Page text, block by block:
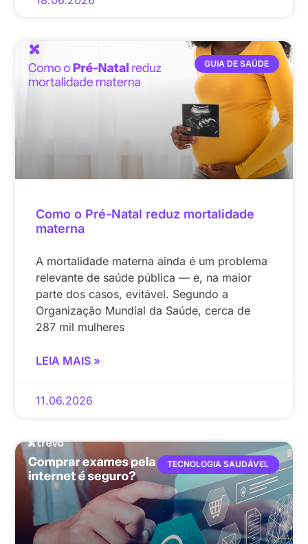
GUIA DE SAÚDE
Como o Pré-Natal reduz mortalidade
materna
A mortalidade materna ainda é um problema
relevante de saúde pública — e, na maior
parte dos casos, evitável. Segundo a
Organização Mundial da Saúde, cerca de
287 mil mulheres
LEIA MAIS »
11.06.2026
TECNOLOGIA SAUDÁVEL